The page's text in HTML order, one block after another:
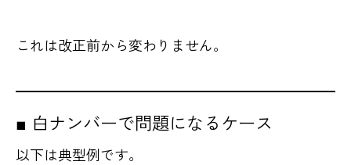
これは改正前から変わりません。
■ 白ナンバーで問題になるケース
以下は典型例です。